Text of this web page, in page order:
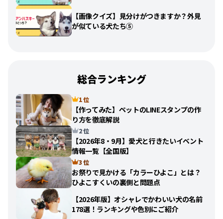
【画像クイズ】見分けがつきますか？外見
が似ている犬たち⑤
総合ランキング
1 位
【作ってみた】ペットのLINEスタンプの作
り方を徹底解説
2 位
【2026年8・9月】愛犬と行きたいイベント
情報一覧【全国版】
3 位
お祭りで見かける「カラーひよこ」とは？
ひよこすくいの裏側と問題点
【2026年版】オシャレでかわいい犬の名前
178選！ランキングや色別にご紹介